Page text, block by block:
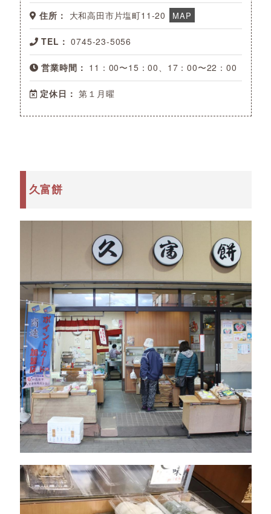
住所： 大和高田市片塩町11-20 MAP
TEL： 0745-23-5056
営業時間： 11：00〜15：00、17：00〜22：00
定休日： 第１月曜
久富餅